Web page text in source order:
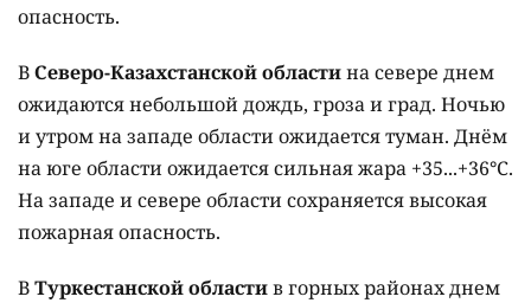
опасность.
ВСеверо-Казахстанской областина севере днем
ожидаются небольшой дождь, гроза и град. Ночью
и утром на западе области ожидается туман. Днём
на юге области ожидается сильная жара +35...+36°C.
На западе и севере области сохраняется высокая
пожарная опасность.
ВТуркестанской областив горных районах днем